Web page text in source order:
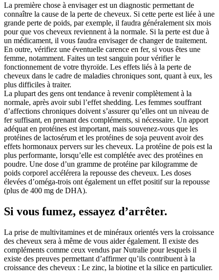
La première chose à envisager est un diagnostic permettant de
connaître la cause de la perte de cheveux. Si cette perte est liée à une
grande perte de poids, par exemple, il faudra généralement six mois
pour que vos cheveux reviennent à la normale. Si la perte est due à
un médicament, il vous faudra envisager de changer de traitement.
En outre, vérifiez une éventuelle carence en fer, si vous êtes une
femme, notamment. Faites un test sanguin pour vérifier le
fonctionnement de votre thyroïde. Les effets liés à la perte de
cheveux dans le cadre de maladies chroniques sont, quant à eux, les
plus difficiles à traiter.
La plupart des gens ont tendance à revenir complètement à la
normale, après avoir subi l’effet shedding. Les femmes souffrant
d’affections chroniques doivent s’assurer qu’elles ont un niveau de
fer suffisant, en prenant des compléments, si nécessaire. Un apport
adéquat en protéines est important, mais souvenez-vous que les
protéines de lactosérum et les protéines de soja peuvent avoir des
effets hormonaux pervers sur les cheveux. La protéine de pois est la
plus performante, lorsqu’elle est complétée avec des protéines en
poudre. Une dose d’un gramme de protéine par kilogramme de
poids corporel accélérera la repousse des cheveux. Les doses
élevées d’oméga-trois ont également un effet positif sur la repousse
(plus de 400 mg de DHA).
Si vous fumez, essayez d’arrêter.
La prise de multivitamines et de minéraux orientés vers la croissance
des cheveux sera à même de vous aider également. Il existe des
compléments comme ceux vendus par Nutralie pour lesquels il
existe des preuves permettant d’affirmer qu’ils contribuent à la
croissance des cheveux : Le zinc, la biotine et la silice en particulier.